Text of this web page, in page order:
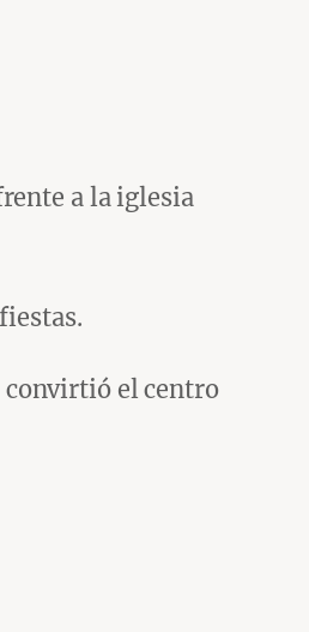
a la iglesia
convirtió el centro